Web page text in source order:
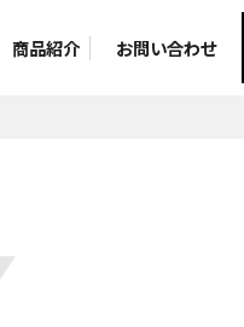
商品紹介 お問い合わせ